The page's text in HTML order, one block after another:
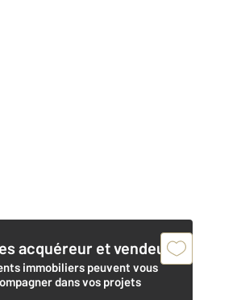
acquéreur et vendeur,
immobiliers peuvent vous
dans vos projets